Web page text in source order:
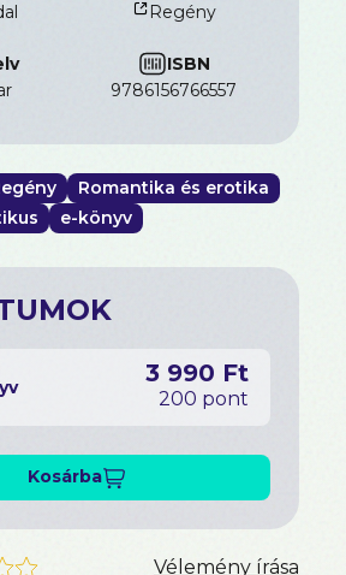
Regény
ISBN
9786156766557
Romantika és erotika
e-könyv
3 990 Ft
200 pont
Kosárba
Vélemény írása